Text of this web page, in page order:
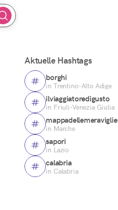
Aktuelle Hashtags
borghi
in Trentino-Alto Adige
ilviaggiatoredigusto
in Friuli-Venezia Giulia
mappadellemeraviglie
in Marche
sapori
in Lazio
calabria
in Calabria